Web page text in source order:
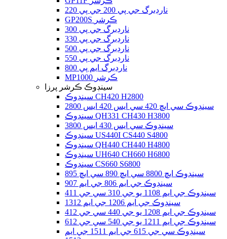
نارڊبرگ جي پي 200 جي پي 220
GP200S ڪرشر
نارڊبرگ جي پي 300
نارڊبرگ جي پي 330
نارڊبرگ جي پي 500
نارڊبرگ جي پي 550
نارڊبرگ ايم پي 800
MP1000 ڪرشر
سينڊوڪ ڪرشر پرزا
سينڊوڪ CH420 H2800
سينڊوڪ سي ايڇ 420 سي ايس 420 ايس 2800
سينڊوڪ QH331 CH430 H3800
سينڊوڪ سي ايس 430 ايس 3800
سينڊوڪ US440I CS440 S4800
سينڊوڪ QH440 CH440 H4800
سينڊوڪ UH640 CH660 H6800
سينڊوڪ CS660 S6800
سينڊوڪ ايڇ 8800 سي ايڇ 890 سي ايڇ 895
سينڊوڪ جي ايم 806 جي ايم 907
سينڊوڪ جي ايم 1108 يو جي 310 سي جي 411
سينڊوڪ جي ايم 1206 جي ايم 1312
سينڊوڪ جي ايم 1208 يو جي 440 سي جي 412
سينڊوڪ جي ايم 1211 يو جي 540 سي جي 612
سينڊوڪ سي جي 615 جي ايم 1511 جي ايم